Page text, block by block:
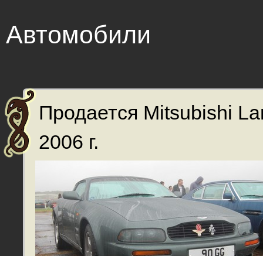
Автомобили
Продается Mitsubishi
2006 г.